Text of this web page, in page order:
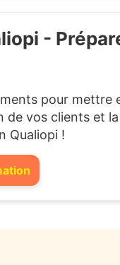
-
pour mettre
de vos clients et
Qualiopi !